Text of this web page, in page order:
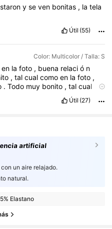
yseven bonitas , latela
Útil (55)
Color: Multicolor / Talla: S
en lafoto , buena relació n
,talcualcomoen lafoto ,
.Todo muy bonito ,talcual
Todo
calidady
Útil (27)
artificial
un aire relajado.
natural.
Elastano